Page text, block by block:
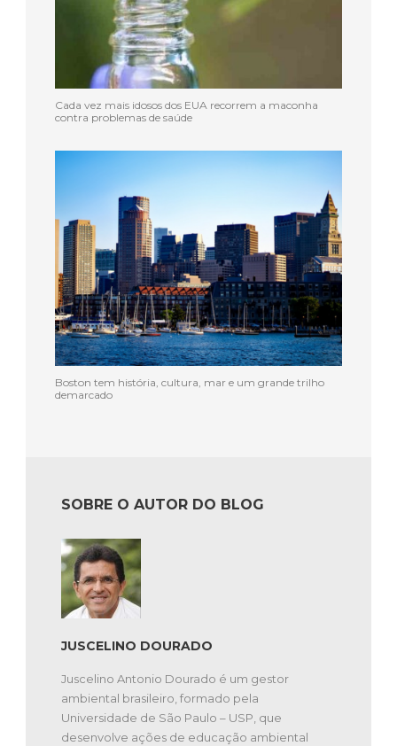
Cada vez mais idosos dos EUA recorrem a maconha
contra problemas de saúde
Boston tem história, cultura, mar e um grande trilho
demarcado
SOBRE O AUTOR DO BLOG
JUSCELINO DOURADO
Juscelino Antonio Dourado é um gestor
ambiental brasileiro, formado pela
Universidade de São Paulo – USP, que
desenvolve ações de educação ambiental